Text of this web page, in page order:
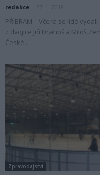
redakce
PŘÍBRAM – Včera se lidé
z dvojice Jiří Drahoš a Miloš
České...
Zpravodajství